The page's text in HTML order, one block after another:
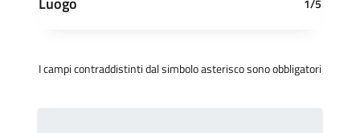
1/5
I campi contraddistinti dal simbolo asterisco sono obbligatori